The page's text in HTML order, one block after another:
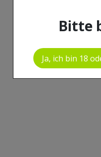
Bitte
Ja, ich bin 18